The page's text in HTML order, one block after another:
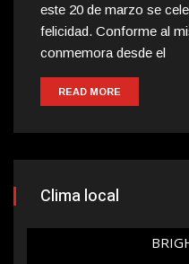
este 20 de marzo se
felicidad. Conforme al
conmemora desde el
READ MORE
Clima local